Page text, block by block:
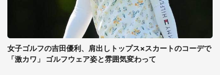
女子ゴルフの吉田優利、肩出しトップス×スカートのコーデで
「激カワ」 ゴルフウェア姿と雰囲気変わって